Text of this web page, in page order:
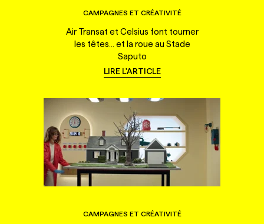
CAMPAGNES ET CRÉATIVITÉ
Air Transat et Celsius font tourner
les têtes... et la roue au Stade
Saputo
LIRE L'ARTICLE
CAMPAGNES ET CRÉATIVITÉ